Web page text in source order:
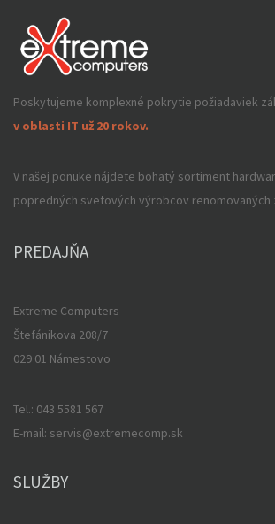
Poskytujeme komplexné pokrytie požiadaviek
v oblasti IT už 20 rokov.
V našej ponuke nájdete bohatý sortiment
popredných svetových výrobcov renomovaných
PREDAJŇA
Extreme Computers
Štefánikova 208/7
029 01 Námestovo
Tel.: 043 5581 567
E-mail: servis@extremecomp.sk
SLUŽBY